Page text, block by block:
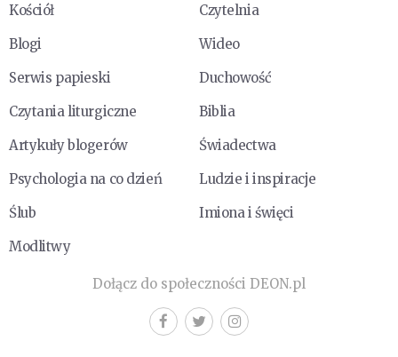
Kościół
Czytelnia
Blogi
Wideo
Serwis papieski
Duchowość
Czytania liturgiczne
Biblia
Artykuły blogerów
Świadectwa
Psychologia na co dzień
Ludzie i inspiracje
Ślub
Imiona i święci
Modlitwy
Dołącz do społeczności DEON.pl